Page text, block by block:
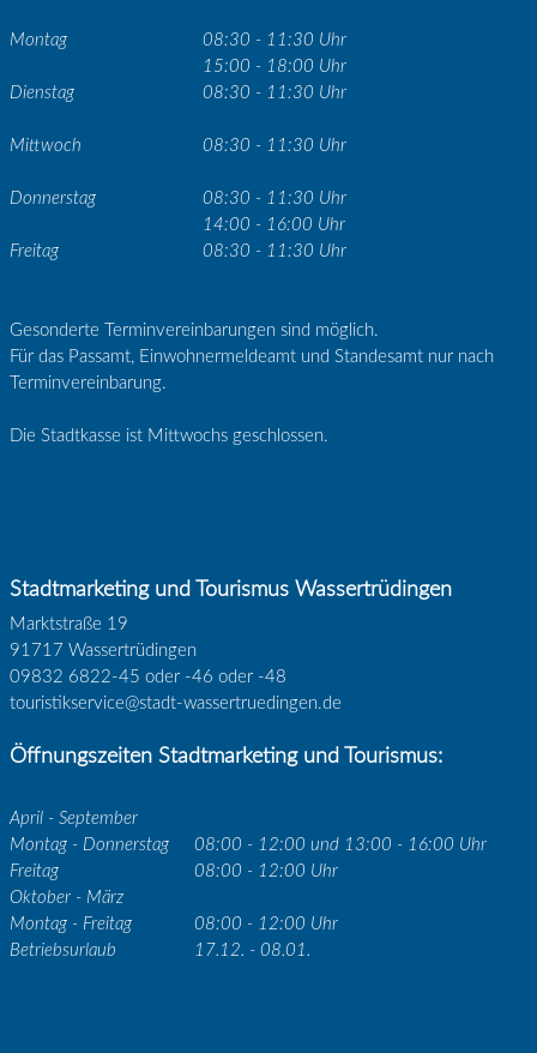
Montag
08:30 - 11:30 Uhr
15:00 - 18:00 Uhr
Dienstag
08:30 - 11:30 Uhr
Mittwoch 08:30 - 11:30 Uhr
Donnerstag
08:30 - 11:30 Uhr
14:00 - 16:00 Uhr
Freitag
08:30 - 11:30 Uhr
Gesonderte Terminvereinbarungen sind möglich.
Für das Passamt, Einwohnermeldeamt und Standesamt nur nach
Terminvereinbarung.
Die Stadtkasse ist Mittwochs geschlossen.
Stadtmarketing und Tourismus Wassertrüdingen
Marktstraße 19
91717 Wassertrüdingen
09832 6822-45 oder -46 oder -48
touristikservice@stadt-wassertruedingen.de
Öffnungszeiten Stadtmarketing und Tourismus:
April - September
Montag - Donnerstag
08:00 - 12:00 und 13:00 - 16:00 Uhr
Freitag
08:00 - 12:00 Uhr
Oktober - März
Montag - Freitag
08:00 - 12:00 Uhr
Betriebsurlaub
17.12. - 08.01.